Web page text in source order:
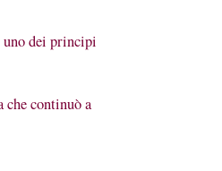
uno dei principi
continuò a